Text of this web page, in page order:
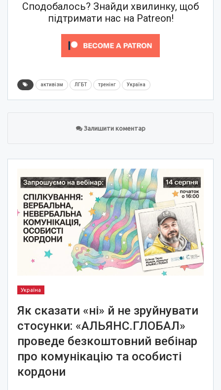
Сподобалось? Знайди хвилинку, щоб
підтримати нас на Patreon!
активізм ЛГБТ тренінг Україна
Залишити коментар
Україна
Як сказати «ні» й не зруйнувати
стосунки: «АЛЬЯНС.ГЛОБАЛ»
проведе безкоштовний вебінар
про комунікацію та особисті
кордони